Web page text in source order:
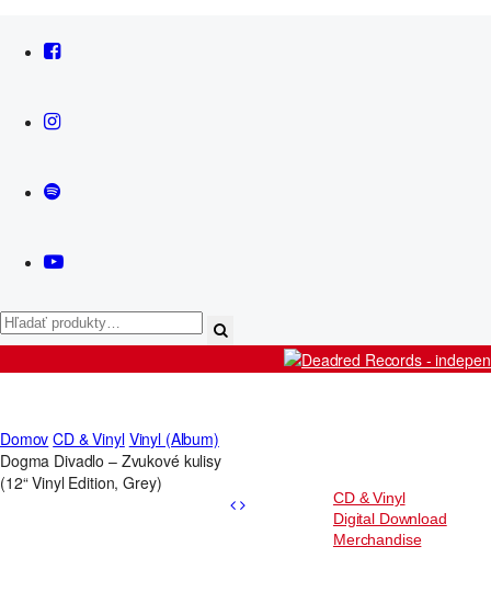
CD & Vinyl
Digital Download
Merchandise
Domov CD & Vinyl Vinyl (Album)
Dogma Divadlo – Zvukové kulisy
(12“ Vinyl Edition, Grey)